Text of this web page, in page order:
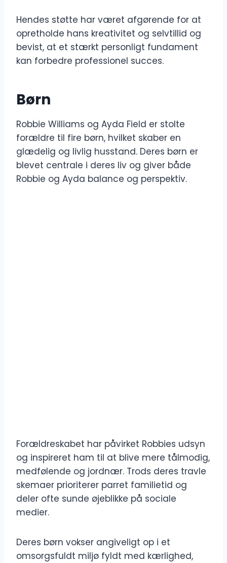
Hendes støtte har været afgørende for at
opretholde hans kreativitet og selvtillid og
bevist, at et stærkt personligt fundament
kan forbedre professionel succes.
Børn
Robbie Williams og Ayda Field er stolte
forældre til fire børn, hvilket skaber en
glædelig og livlig husstand. Deres børn er
blevet centrale i deres liv og giver både
Robbie og Ayda balance og perspektiv.
Forældreskabet har påvirket Robbies udsyn
og inspireret ham til at blive mere tålmodig,
medfølende og jordnær. Trods deres travle
skemaer prioriterer parret familietid og
deler ofte sunde øjeblikke på sociale
medier.
Deres børn vokser angiveligt op i et
omsorgsfuldt miljø fyldt med kærlighed,